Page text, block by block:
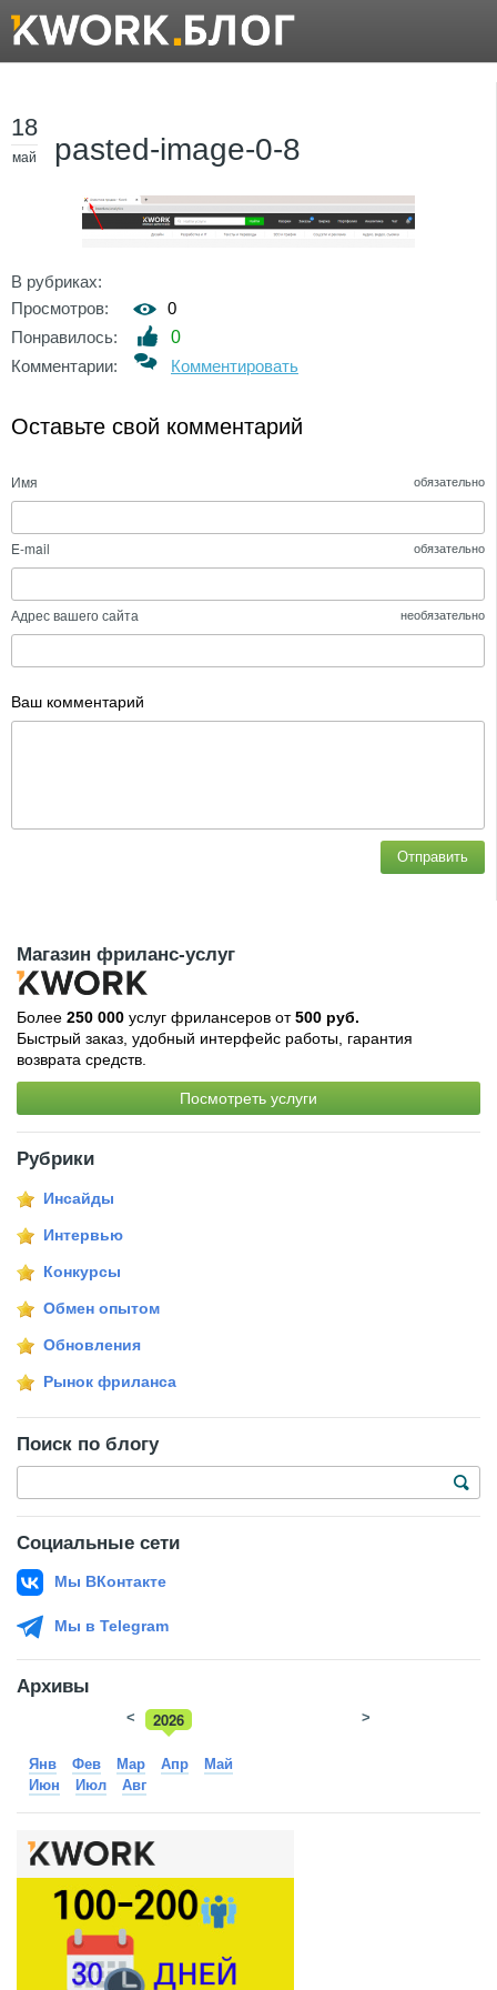
18
май pasted-image-0-8
В рубриках:
Просмотров:
0
Понравилось:
0
Комментарии:
Комментировать
Оставьте свой комментарий
Имя обязательно
E-mail обязательно
Адрес вашего сайта необязательно
Ваш комментарий
Отправить
Магазин фриланс-услуг
Более 250 000 услуг фрилансеров от500 руб.
Быстрый заказ, удобный интерфейс работы, гарантия
возврата средств.
Посмотреть услуги
Рубрики
Инсайды
Интервью
Конкурсы
Обмен опытом
Обновления
Рынок фриланса
Поиск по блогу
Социальные сети
Мы ВКонтакте
Мы в Telegram
Архивы
2026
2025
< >
Янв Фев Мар Апр
Май
Июн
Июл Авг